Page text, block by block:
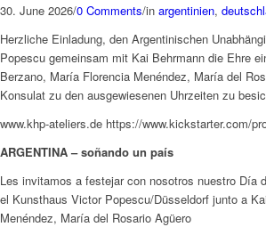
30. June 2026/0 Comments/in argentinien,
Herzliche Einladung, den Argentinischen
Popescu gemeinsam mit Kai Behrmann die Ehre
Berzano, María Florencia Menéndez, María del
Konsulat zu den ausgewiesenen Uhrzeiten zu
www.khp-ateliers.de https://www.kickstarter.com/
ARGENTINA – soñando un país
Les invitamos a festejar con nosotros nuestro Día
el Kunsthaus Victor Popescu/Düsseldorf junto a
Menéndez, María del Rosario Agüero